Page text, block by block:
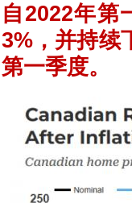
自2022年第
3%，并持续
第一季度。